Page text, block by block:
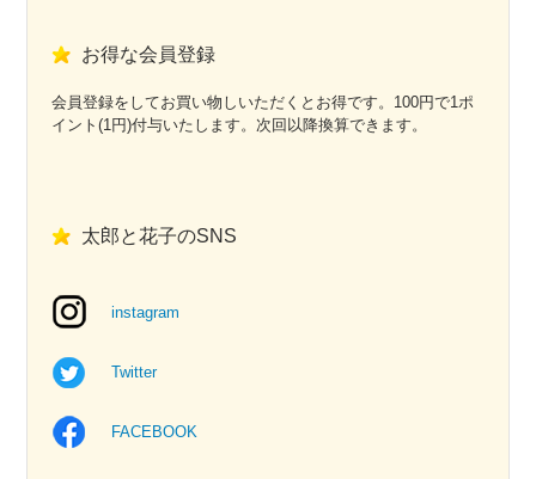
お得な会員登録
会員登録をしてお買い物しいただくとお得です。100円で1ポ
イント(1円)付与いたします。次回以降換算できます。
太郎と花子のSNS
instagram
Twitter
FACEBOOK